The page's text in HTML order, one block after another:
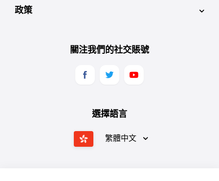
政策
關注我們的社交賬號
選擇語言
繁體中文